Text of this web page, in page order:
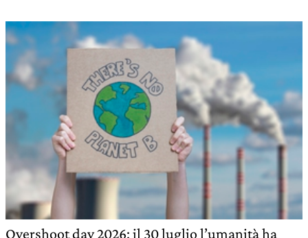
Overshoot day 2026: il 30 luglio l’umanità ha